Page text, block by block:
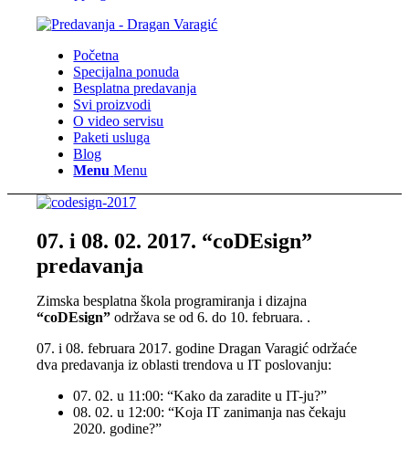
Početna
Specijalna ponuda
Besplatna predavanja
Svi proizvodi
O video servisu
Paketi usluga
Blog
Menu Menu
07. i 08. 02. 2017. “coDEsign”
predavanja
Zimska besplatna škola programiranja i dizajna
“coDEsign” održava se od 6. do 10. februara. .
07. i 08. februara 2017. godine Dragan Varagić održaće
dva predavanja iz oblasti trendova u IT poslovanju:
07. 02. u 11:00: “Kako da zaradite u IT-ju?”
08. 02. u 12:00: “Koja IT zanimanja nas čekaju
2020. godine?”